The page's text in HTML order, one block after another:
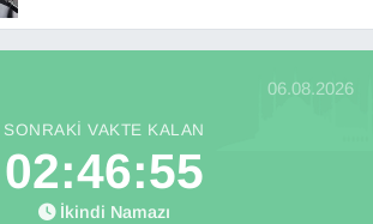
06.08.2026
SONRAKI VAKTE KALAN
02:46:55
İkindi Namazı